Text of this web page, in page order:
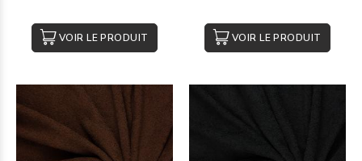
VOIR LE PRODUIT VOIR LE PRODUIT